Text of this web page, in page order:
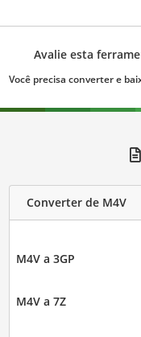
Avalie esta
Você precisa converter e
Converter de M4V
M4V a 3GP
M4V a 7Z